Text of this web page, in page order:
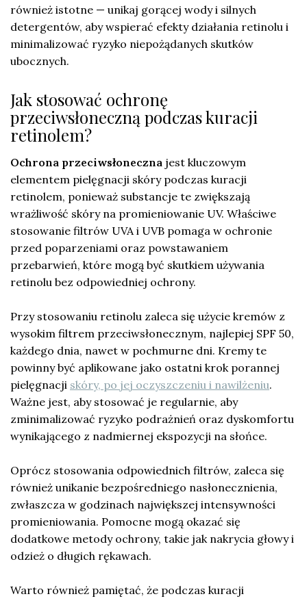
również istotne — unikaj gorącej wody i silnych
detergentów, aby wspierać efekty działania retinolu i
minimalizować ryzyko niepożądanych skutków
ubocznych.
Jak stosować ochronę
przeciwsłoneczną podczas kuracji
retinolem?
Ochrona przeciwsłoneczna jest kluczowym
elementem pielęgnacji skóry podczas kuracji
retinolem, ponieważ substancje te zwiększają
wrażliwość skóry na promieniowanie UV. Właściwe
stosowanie filtrów UVA i UVB pomaga w ochronie
przed poparzeniami oraz powstawaniem
przebarwień, które mogą być skutkiem używania
retinolu bez odpowiedniej ochrony.
Przy stosowaniu retinolu zaleca się użycie kremów z
wysokim filtrem przeciwsłonecznym, najlepiej SPF 50,
każdego dnia, nawet w pochmurne dni. Kremy te
powinny być aplikowane jako ostatni krok porannej
pielęgnacji skóry, po jej oczyszczeniu i nawilżeniu.
Ważne jest, aby stosować je regularnie, aby
zminimalizować ryzyko podrażnień oraz dyskomfortu
wynikającego z nadmiernej ekspozycji na słońce.
Oprócz stosowania odpowiednich filtrów, zaleca się
również unikanie bezpośredniego nasłonecznienia,
zwłaszcza w godzinach największej intensywności
promieniowania. Pomocne mogą okazać się
dodatkowe metody ochrony, takie jak nakrycia głowy i
odzież o długich rękawach.
Warto również pamiętać, że podczas kuracji